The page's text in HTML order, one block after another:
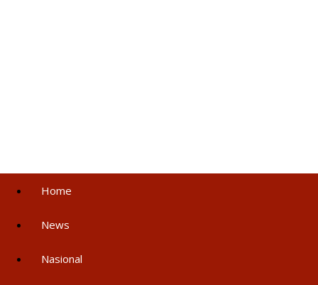
Home
News
Nasional